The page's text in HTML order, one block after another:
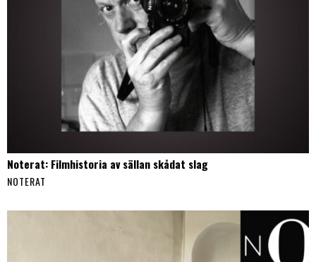
Noterat: Filmhistoria av sällan skådat slag
NOTERAT